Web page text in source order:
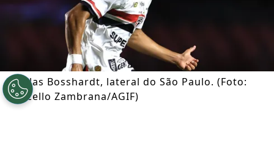
Nicolas Bosshardt, lateral do São Paulo. (Foto:
Marcello Zambrana/AGIF)